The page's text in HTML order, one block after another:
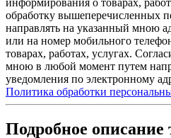
информирования о товарах,
обработку вышеперечисленных
направлять на указанный мною
или на номер мобильного
товарах, работах, услугах.
мною в любой момент путем
уведомления по электронному
Политика обработки
Подробное описание